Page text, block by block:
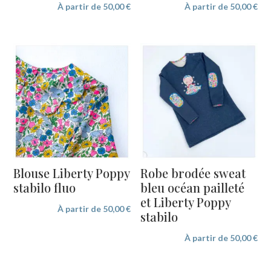
À partir de 50,00€ À partir de 50,00€
Blouse Liberty Poppy
stabilo fluo
À partir de 50,00€
Robe brodée sweat
bleu océan pailleté
et Liberty Poppy
stabilo
À partir de 50,00€